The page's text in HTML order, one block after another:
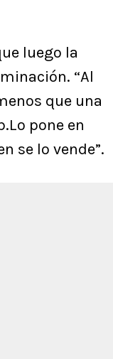
luego la
“Al
que una
pone en
se lo vende”.